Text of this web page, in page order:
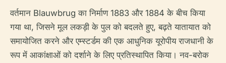
वर्तमान Blauwbrug का निर्माण 1883 और 1884 के बीच किया
गया था, जिसने मूल लकड़ी के पुल को बदलते हुए, बढ़ते यातायात को
समायोजित करने और एम्स्टर्डम की एक आधुनिक यूरोपीय राजधानी के
रूप में आकांक्षाओं को दर्शाने के लिए प्रतिस्थापित किया। नव-बरोक